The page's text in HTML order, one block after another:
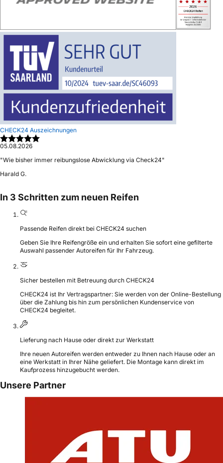
CHECK24 Auszeichnungen
05.08.2026
"Wie bisher immer reibungslose Abwicklung via Check24"
Harald G.
In 3 Schritten zum neuen Reifen
Passende Reifen direkt bei CHECK24 suchen
Geben Sie Ihre Reifengröße ein und erhalten Sie sofort eine gefilterte
Auswahl passender Autoreifen für Ihr Fahrzeug.
Sicher bestellen mit Betreuung durch CHECK24
CHECK24 ist Ihr Vertragspartner: Sie werden von der Online-Bestellung
über die Zahlung bis hin zum persönlichen Kundenservice von
CHECK24 begleitet.
Lieferung nach Hause oder direkt zur Werkstatt
Ihre neuen Autoreifen werden entweder zu Ihnen nach Hause oder an
eine Werkstatt in Ihrer Nähe geliefert. Die Montage kann direkt im
Kaufprozess hinzugebucht werden.
Unsere Partner